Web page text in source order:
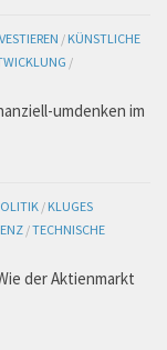
/ KÜNSTLICHE
/
umdenken im
/ KLUGES
/TECHNISCHE
der Aktienmarkt